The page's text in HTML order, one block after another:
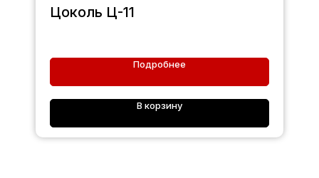
Цоколь Ц-11
Подробнее
В корзину